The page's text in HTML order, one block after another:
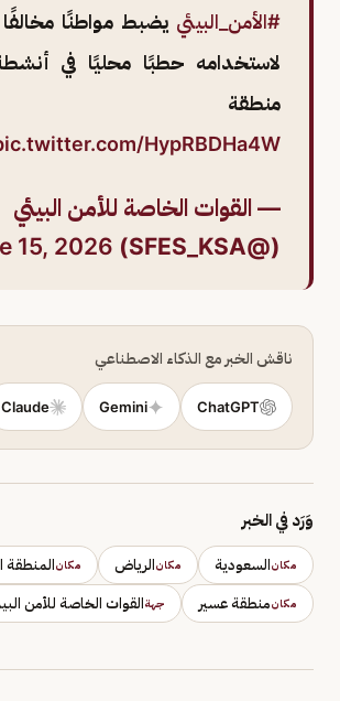
#الأمن_البيئي يضبط مواطنًا مخالفًا
لاستخدامه حطبًا محليًا في
منطقة
HypRBDHa4W
— القوات الخاصة للأمن البيئي
(@SFES_KSA)
15, 2026
ناقش الخبر مع الذكاء الاصطناعي
ChatGPT
Gemini
Claude
وَرَد في الخبر
مكانالسعودية مكانالرياض مكانالمنطقة
مكانمنطقة عسير جهةالقوات الخاصة للأمن